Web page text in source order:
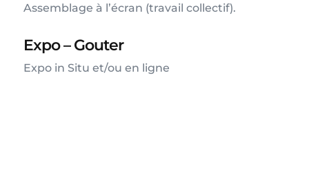
Assemblage à l’écran (travail collectif).
Expo – Gouter
Expo in Situ et/ou en ligne